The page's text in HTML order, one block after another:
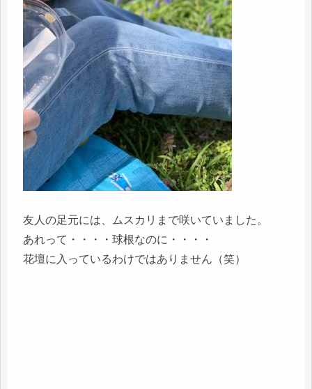
友人の足元には、ムスカリまで咲いていました。
あれって・・・・球根なのに・・・・
花壇に入っているわけではありません（笑）